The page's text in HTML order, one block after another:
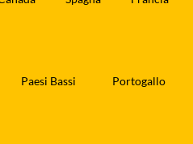
Paesi Bassi Portogallo